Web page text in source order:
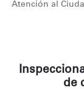
Atención al
de